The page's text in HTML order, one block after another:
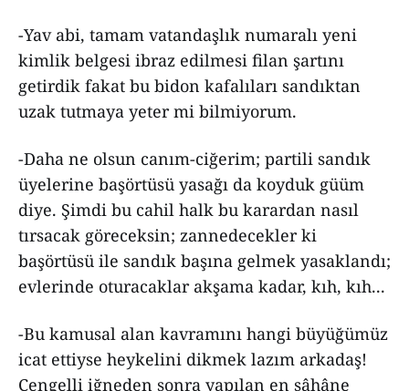
-Yav abi, tamam vatandaşlık numaralı yeni
kimlik belgesi ibraz edilmesi filan şartını
getirdik fakat bu bidon kafalıları sandıktan
uzak tutmaya yeter mi bilmiyorum.
-Daha ne olsun canım-ciğerim; partili sandık
üyelerine başörtüsü yasağı da koyduk güüm
diye. Şimdi bu cahil halk bu karardan nasıl
tırsacak göreceksin; zannedecekler ki
başörtüsü ile sandık başına gelmek yasaklandı;
evlerinde oturacaklar akşama kadar, kıh, kıh...
-Bu kamusal alan kavramını hangi büyüğümüz
icat ettiyse heykelini dikmek lazım arkadaş!
Çengelli iğneden sonra yapılan en şâhâne